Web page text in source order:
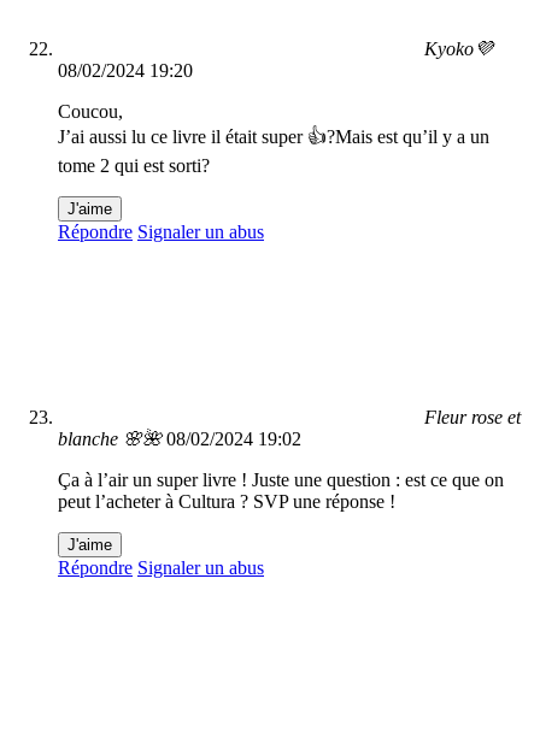
Kyoko💜
08/02/2024 19:20
Coucou,
J’ai aussi lu ce livre il était super 👍?Mais est qu’il y a un
tome 2 qui est sorti?
J'aime
Répondre Signaler un abus
Fleur rose et
blanche 🌸🌺 08/02/2024 19:02
Ça à l’air un super livre ! Juste une question : est ce que on
peut l’acheter à Cultura ? SVP une réponse !
J'aime
Répondre Signaler un abus